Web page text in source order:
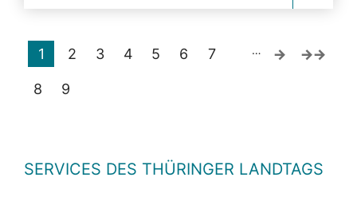
1 2 3 4 5 6 7
8 9
…
SERVICES DES THÜRINGER LANDTAGS